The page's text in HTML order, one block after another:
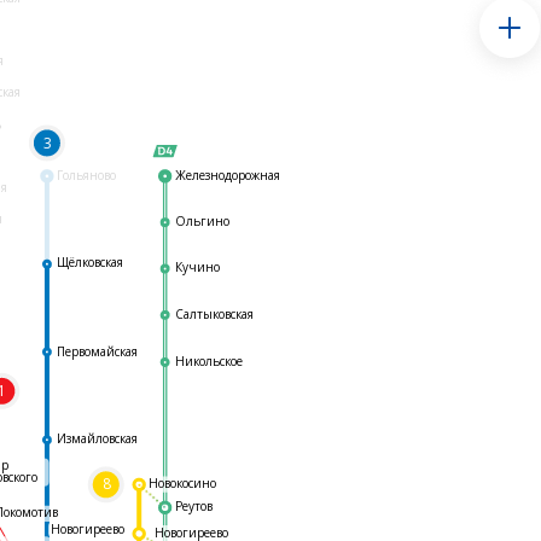
Гольяново
3
8
Железнодорожная
Ольгино
Кучино
Салтыковская
Никольское
Реутов
Измайловская
Первомайская
Щёлковская
Новогиреево
Новогиреево
Новокосино